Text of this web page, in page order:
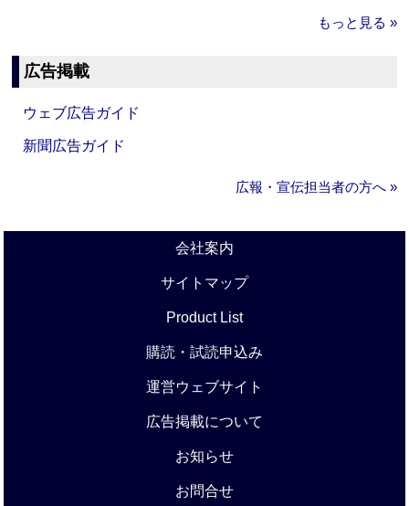
もっと見る »
広告掲載
ウェブ広告ガイド
新聞広告ガイド
広報・宣伝担当者の方へ »
会社案内
サイトマップ
Product List
購読・試読申込み
運営ウェブサイト
広告掲載について
お知らせ
お問合せ